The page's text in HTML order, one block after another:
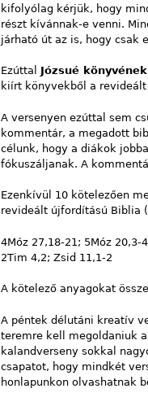
kifolyólag kérjük, hogy
részt kívánnak-e venni.
járható út az is, hogy csak
Ezúttal Józsué
kiírt könyvekből a
A versenyen ezúttal sem
kommentár, a megadott
célunk, hogy a diákok
fókuszáljanak. A
Ezenkívül 10 kötelezően
revideált újfordítású Biblia
4Móz 27,18-21; 5Móz 20,3-
2Tim 4,2; Zsid 11,1-2
A kötelező anyagokat
A péntek délutáni kreatív
teremre kell megoldaniuk
kalandverseny sokkal
csapatot, hogy mindkét
honlapunkon olvashatnak